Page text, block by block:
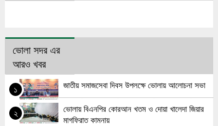
ভোলা সদর এর
আরও খবর
১ জাতীয় সমাজসেবা দিবস উপলক্ষে ভোলায় আলোচনা সভা
২
ভোলায় বিএনপির কোরআন খতম ও দোয়া খালেদা জিয়ার
মাগফিরাত কামনায়